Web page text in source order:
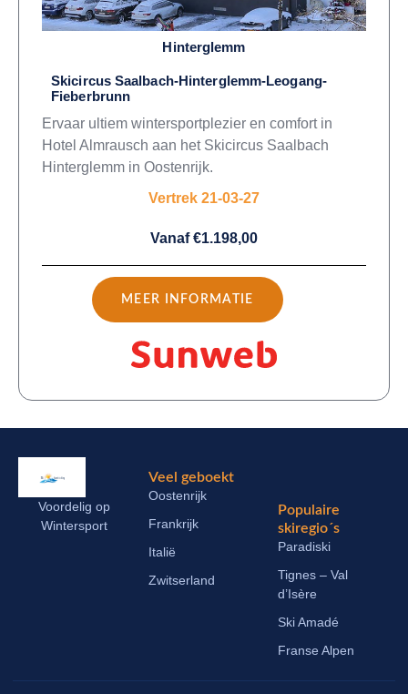
Hinterglemm
Skicircus Saalbach-Hinterglemm-Leogang-
Fieberbrunn
Ervaar ultiem wintersportplezier en comfort in
Hotel Almrausch aan het Skicircus Saalbach
Hinterglemm in Oostenrijk.
Vertrek 21-03-27
Vanaf €1.198,00
MEER INFORMATIE
Voordelig op
Wintersport
Veel geboekt
Oostenrijk
Frankrijk
Italië
Zwitserland
Populaire
skiregio´s
Paradiski
Tignes – Val
d’Isère
Ski Amadé
Franse Alpen